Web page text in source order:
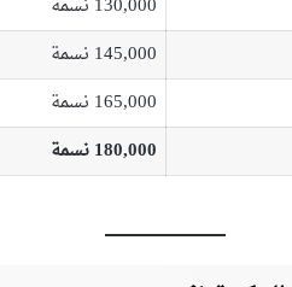
145,000 نسمة
165,000 نسمة
180,000 نسمة